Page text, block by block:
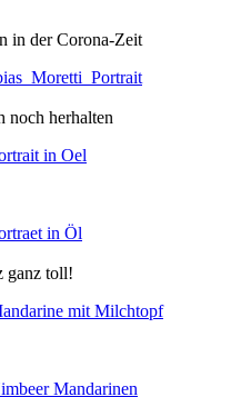
in der Corona-Zeit
noch herhalten
ganz toll!